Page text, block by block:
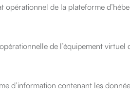
opérationnel de la plateforme
de l’équipement virtuel
d’information contenant les